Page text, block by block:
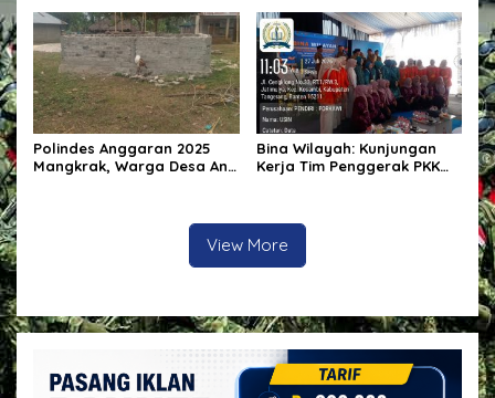
Kecamatan Kosambi
Polindes Anggaran 2025
Mangkrak, Warga Desa Ana
Bina Wilayah: Kunjungan
Kerja Tim Penggerak PKK
Kecamatan Kosambi Tahun
2026
View More